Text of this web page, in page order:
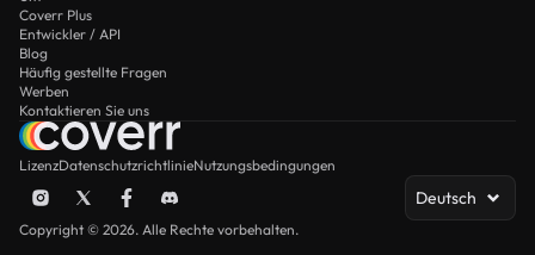
Coverr Plus
Entwickler / API
Blog
Häufig gestellte Fragen
Werben
Kontaktieren Sie uns
LizenzDatenschutzrichtlinieNutzungsbedingungen
Deutsch
Copyright © 2026. Alle Rechte vorbehalten.